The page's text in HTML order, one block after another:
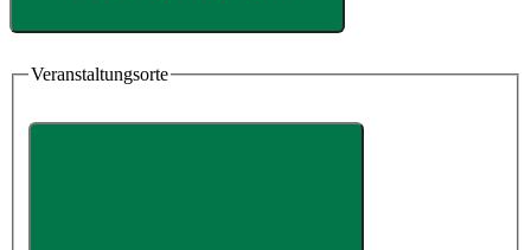
Veranstaltungsorte